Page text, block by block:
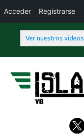
Ver nuestros videos
contenido
Acceder Registrarse